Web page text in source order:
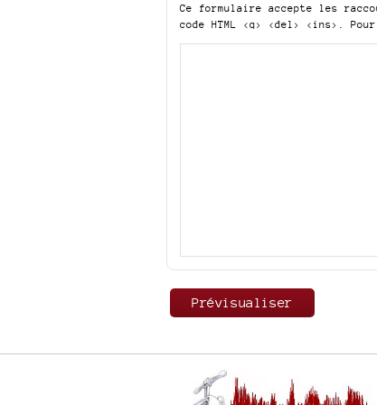
Ce formulaire accepte les
code HTML <q> <del> <ins> .